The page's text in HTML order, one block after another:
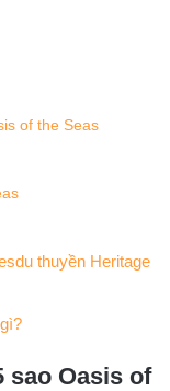
of the Seas
thuyền Heritage
sao Oasis of